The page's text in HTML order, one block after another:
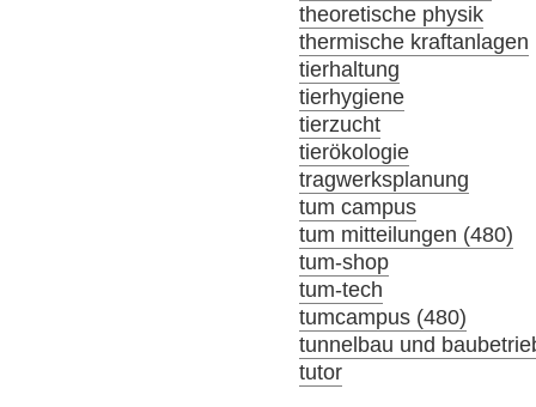
theoretische physik
thermische kraftanlagen
tierhaltung
tierhygiene
tierzucht
tierökologie
tragwerksplanung
tum campus
tum mitteilungen (480)
tum-shop
tum-tech
tumcampus (480)
tunnelbau und
tutor